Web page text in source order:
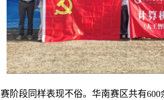
阶段同样表现不俗。华南赛区共有600